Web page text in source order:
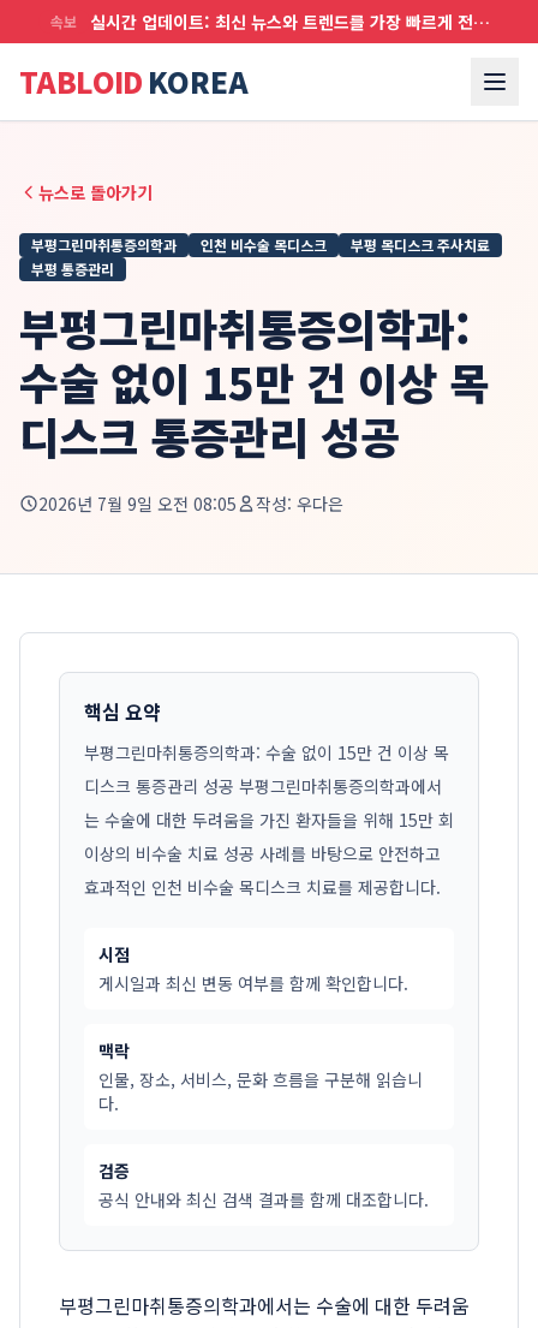
속보 실시간 업데이트: 최신 뉴스와 트렌드를 가장 빠르게 전달합니다
TABLOID KOREA
뉴스로 돌아가기
부평그린마취통증의학과 인천 비수술 목디스크
부평 목디스크 주사치료
부평 통증관리
부평그린마취통증의학과:
수술 없이 15만 건 이상 목
디스크 통증관리 성공
2026년 7월 9일 오전 08:05 작성: 우다은
핵심 요약
부평그린마취통증의학과: 수술 없이 15만 건 이상 목
디스크 통증관리 성공 부평그린마취통증의학과에서
는 수술에 대한 두려움을 가진 환자들을 위해 15만 회
이상의 비수술 치료 성공 사례를 바탕으로 안전하고
효과적인 인천 비수술 목디스크 치료를 제공합니다.
시점
게시일과 최신 변동 여부를 함께 확인합니다.
맥락
인물, 장소, 서비스, 문화 흐름을 구분해 읽습니
다.
검증
공식 안내와 최신 검색 결과를 함께 대조합니다.
부평그린마취통증의학과에서는 수술에 대한 두려움